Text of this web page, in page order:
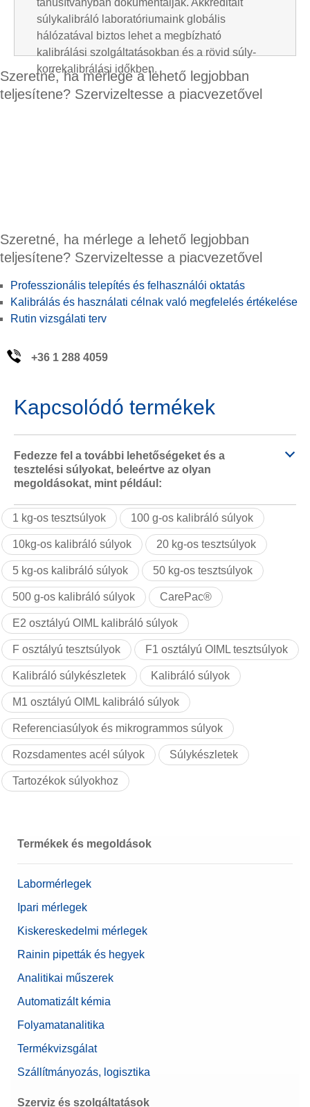
tanúsítványban dokumentálják. Akkreditált
súlykalibráló laboratóriumaink globális
hálózatával biztos lehet a megbízható
kalibrálási szolgáltatásokban és a rövid súly-
korrekalibrálási időkben.
Szeretné, ha mérlege a lehető legjobban
teljesítene? Szervizeltesse a piacvezetővel
Szeretné, ha mérlege a lehető legjobban
teljesítene? Szervizeltesse a piacvezetővel
Professzionális telepítés és felhasználói oktatás
Kalibrálás és használati célnak való megfelelés értékelése
Rutin vizsgálati terv
+36 1 288 4059
Kapcsolódó termékek
Fedezze fel a további lehetőségeket és a
tesztelési súlyokat, beleértve az olyan
megoldásokat, mint például:
1 kg-os tesztsúlyok 100 g-os kalibráló súlyok
10kg-os kalibráló súlyok 20 kg-os tesztsúlyok
5 kg-os kalibráló súlyok 50 kg-os tesztsúlyok
500 g-os kalibráló súlyok CarePac®
E2 osztályú OIML kalibráló súlyok
F osztályú tesztsúlyok F1 osztályú OIML tesztsúlyok
Kalibráló súlykészletek Kalibráló súlyok
M1 osztályú OIML kalibráló súlyok
Referenciasúlyok és mikrogrammos súlyok
Rozsdamentes acél súlyok Súlykészletek
Tartozékok súlyokhoz
Termékek és megoldások
Labormérlegek
Ipari mérlegek
Kiskereskedelmi mérlegek
Rainin pipetták és hegyek
Analitikai műszerek
Automatizált kémia
Folyamatanalitika
Termékvizsgálat
Szállítmányozás, logisztika
Szerviz és szolgáltatások